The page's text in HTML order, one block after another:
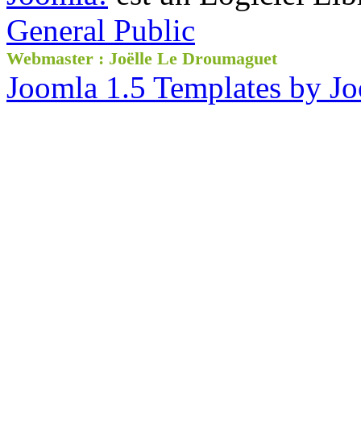
General Public
Webmaster : Joëlle Le Droumaguet
Joomla 1.5 Templates by